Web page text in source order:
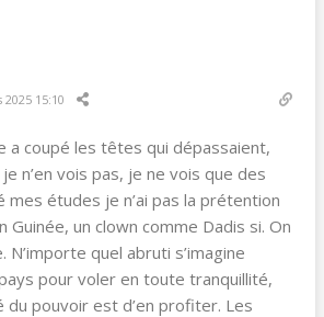
15:10
a coupé les têtes qui dépassaient,
n’en vois pas, je ne vois que des
mes études je n’ai pas la prétention
Guinée, un clown comme Dadis si. On
quel abruti s’imagine
pour voler en toute tranquillité,
du pouvoir est d’en profiter. Les